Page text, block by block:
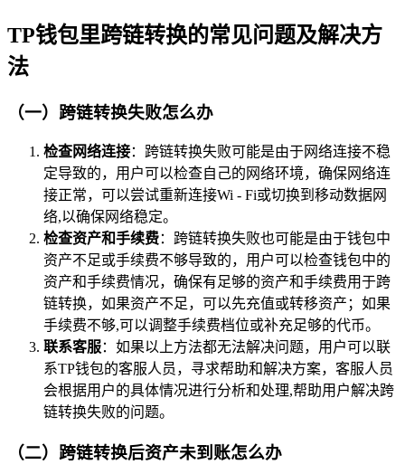
TP钱包里跨链转换的常见问题及解决方
法
（一）跨链转换失败怎么办
检查网络连接：跨链转换失败可能是由于网络连接不稳
定导致的，用户可以检查自己的网络环境，确保网络连
接正常，可以尝试重新连接Wi - Fi或切换到移动数据网
络,以确保网络稳定。
检查资产和手续费：跨链转换失败也可能是由于钱包中
资产不足或手续费不够导致的，用户可以检查钱包中的
资产和手续费情况，确保有足够的资产和手续费用于跨
链转换，如果资产不足，可以先充值或转移资产；如果
手续费不够,可以调整手续费档位或补充足够的代币。
联系客服：如果以上方法都无法解决问题，用户可以联
系TP钱包的客服人员，寻求帮助和解决方案，客服人员
会根据用户的具体情况进行分析和处理,帮助用户解决跨
链转换失败的问题。
（二）跨链转换后资产未到账怎么办